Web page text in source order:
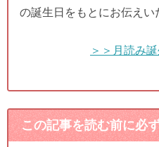
の誕生日をもとにお伝えい
＞＞月読み
この記事を読む前に必